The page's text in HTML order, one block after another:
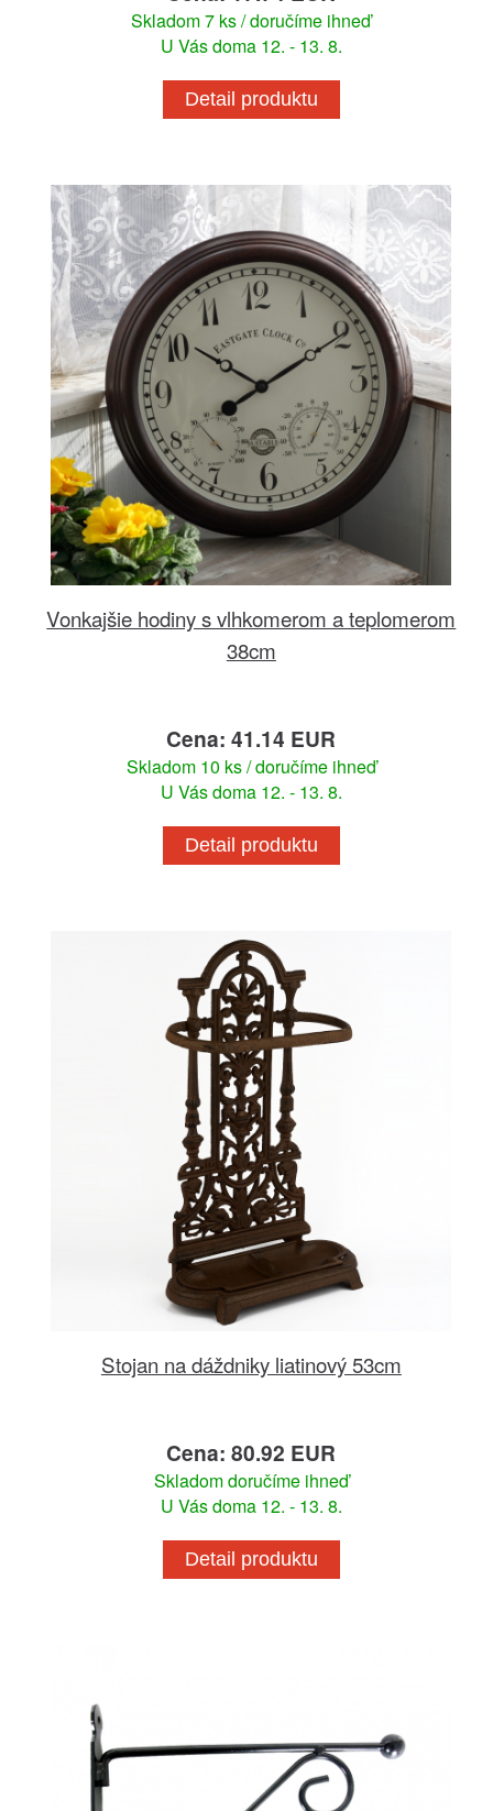
Skladom 7 ks / doručíme ihneď
U Vás doma 12. - 13. 8.
Detail produktu
Vonkajšie hodiny s vlhkomerom a teplomerom
38cm
Cena: 41.14 EUR
Skladom 10 ks / doručíme ihneď
U Vás doma 12. - 13. 8.
Detail produktu
Stojan na dáždniky liatinový 53cm
Cena: 80.92 EUR
Skladom doručíme ihneď
U Vás doma 12. - 13. 8.
Detail produktu